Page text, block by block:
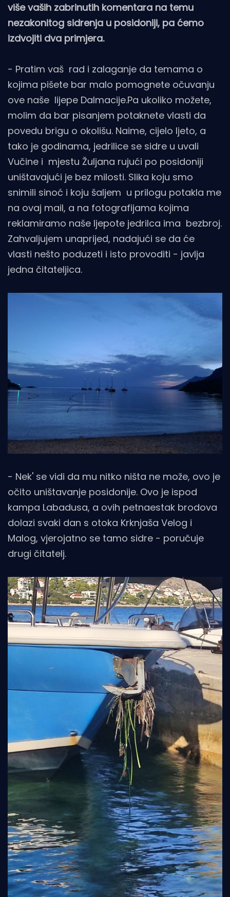
više vaših zabrinutih komentara na temu
nezakonitog sidrenja u posidoniji, pa ćemo
izdvojiti dva primjera.
- Pratim vaš rad i zalaganje da temama o
kojima pišete bar malo pomognete očuvanju
ove naše lijepe Dalmacije.Pa ukoliko možete,
molim da bar pisanjem potaknete vlasti da
povedu brigu o okolišu. Naime, cijelo ljeto, a
tako je godinama, jedrilice se sidre u uvali
Vučine i mjestu Žuljana rujući po posidoniji
uništavajući je bez milosti. Slika koju smo
snimili sinoć i koju šaljem u prilogu potakla me
na ovaj mail, a na fotografijama kojima
reklamiramo naše ljepote jedrilca ima bezbroj.
Zahvaljujem unaprijed, nadajući se da će
vlasti nešto poduzeti i isto provoditi - javlja
jedna čitateljica.
- Nek' se vidi da mu nitko ništa ne može, ovo je
očito uništavanje posidonije. Ovo je ispod
kampa Labadusa, a ovih petnaestak brodova
dolazi svaki dan s otoka Krknjaša Velog i
Malog, vjerojatno se tamo sidre - poručuje
drugi čitatelj.